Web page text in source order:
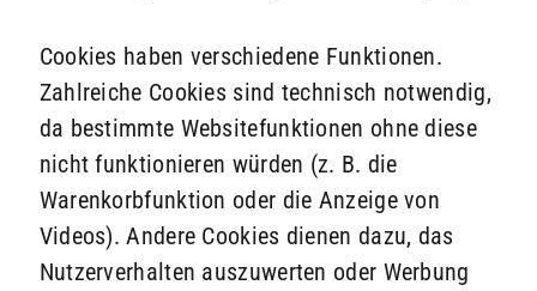
Cookies haben verschiedene Funktionen.
Zahlreiche Cookies sind technisch notwendig,
da bestimmte Websitefunktionen ohne diese
nicht funktionieren würden (z. B. die
Warenkorbfunktion oder die Anzeige von
Videos). Andere Cookies dienen dazu, das
Nutzerverhalten auszuwerten oder Werbung